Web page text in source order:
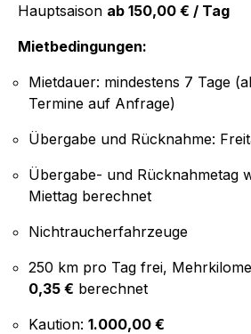
Hauptsaison ab 150,00 € / Tag
Mietbedingungen:
Mietdauer: mindestens 7 Tage
Termine auf Anfrage)
Übergabe und Rücknahme:
Übergabe- und Rücknahmetag
Miettag berechnet
Nichtraucherfahrzeuge
250 km pro Tag frei,
0,35 € berechnet
Kaution: 1.000,00 €